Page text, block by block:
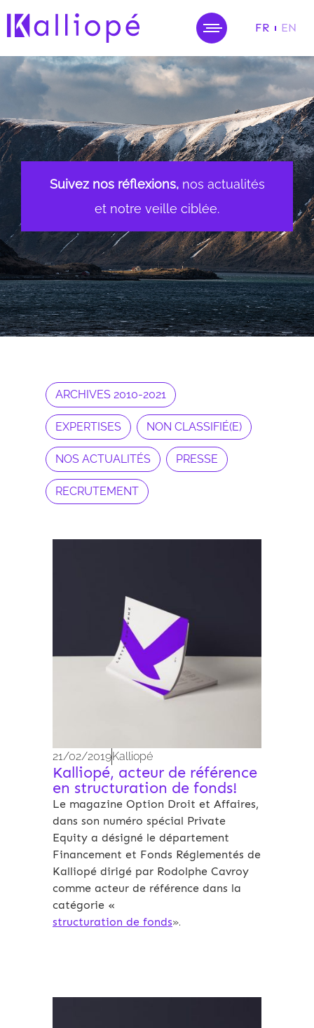
FR EN
Suivez nos réflexions, nos actualités
et notre veille ciblée.
ARCHIVES 2010-2021
EXPERTISES NON CLASSIFIÉ(E)
NOS ACTUALITÉS PRESSE
RECRUTEMENT
21/02/2019Kalliopé
Kalliopé, acteur de référence
en structuration de fonds!
Le magazine Option Droit et Affaires,
dans son numéro spécial Private
Equity a désigné le département
Financement et Fonds Réglementés de
Kalliopé dirigé par Rodolphe Cavroy
comme acteur de référence dans la
catégorie «
structuration de fonds».